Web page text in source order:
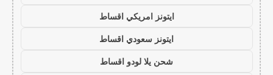
ايتونز امريكي اقساط
ايتونز سعودي اقساط
شحن يلا لودو اقساط